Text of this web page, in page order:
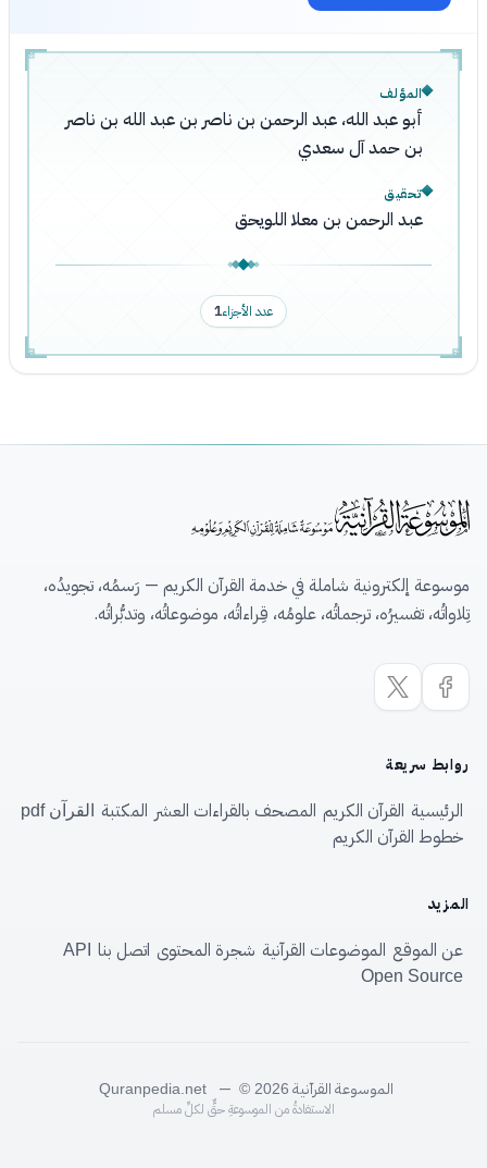
المؤلف
أبو عبد الله، عبد الرحمن بن ناصر بن عبد الله بن ناصر
بن حمد آل سعدي
تحقيق
عبد الرحمن بن معلا اللويحق
عدد الأجزاء1
موسوعة إلكترونية شاملة في خدمة القرآن الكريم — رَسمُه، تجويدُه،
تِلاواتُه، تفسيرُه، ترجماتُه، علومُه، قِراءاتُه، موضوعاتُه، وتدبُّراتُه.
روابط سريعة
الرئيسية القرآن الكريم المصحف بالقراءات العشر المكتبة القرآن pdf
خطوط القرآن الكريم
المزيد
عن الموقع الموضوعات القرآنية شجرة المحتوى اتصل بنا
API
Open Source
الموسوعة القرآنية Quranpedia.net — © 2026
الاستفادةُ من الموسوعةِ حقٌّ لكلِّ مسلم